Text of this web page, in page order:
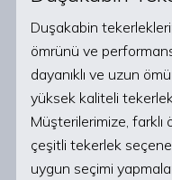
Duşakabin
ömrünü ve
dayanıklı ve uzun
yüksek kaliteli
Müşterilerimize,
çeşitli tekerlek
uygun seçimi